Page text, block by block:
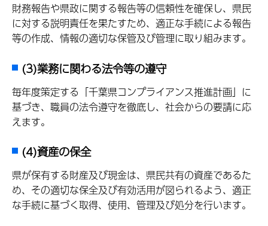
財務報告や県政に関する報告等の信頼性を確保し、県民
に対する説明責任を果たすため、適正な手続による報告
等の作成、情報の適切な保管及び管理に取り組みます。
(3)業務に関わる法令等の遵守
毎年度策定する「千葉県コンプライアンス推進計画」に
基づき、職員の法令遵守を徹底し、社会からの要請に応
えます。
(4)資産の保全
県が保有する財産及び現金は、県民共有の資産であるた
め、その適切な保全及び有効活用が図られるよう、適正
な手続に基づく取得、使用、管理及び処分を行います。